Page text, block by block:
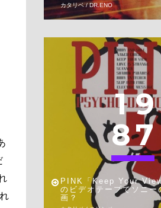
カタリベ / DR.ENO
1 9
87
PINK「Keep Your
のビデオテープでソニー
画？